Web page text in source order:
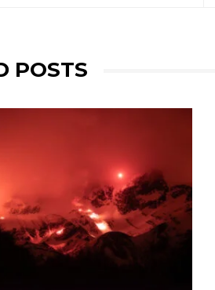
POSTS